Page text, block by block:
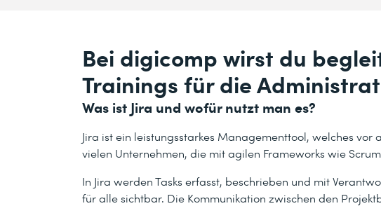
Bei digicomp wirst du
Trainings für die
Was ist Jira und wofür nutzt man es?
Jira ist ein leistungsstarkes Managementtool, welches
vielen Unternehmen, die mit agilen Frameworks wie
In Jira werden Tasks erfasst, beschrieben und mit
für alle sichtbar. Die Kommunikation zwischen den